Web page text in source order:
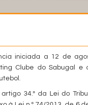
iniciada a 12 de
Clube do Sabugal e
34.º da Lei do